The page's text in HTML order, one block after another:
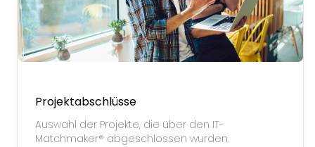
Projektabschlüsse
Auswahl der Projekte, die über den IT-
Matchmaker® abgeschlossen wurden.